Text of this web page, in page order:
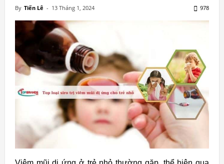
By Tiến Lê - 13 Tháng 1, 2024 978